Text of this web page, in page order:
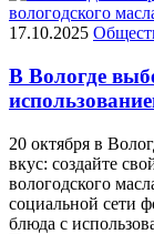
17.10.2025
В Вологде
20 октября в
вкус: создайте
вологодского
социальной сети
блюда с